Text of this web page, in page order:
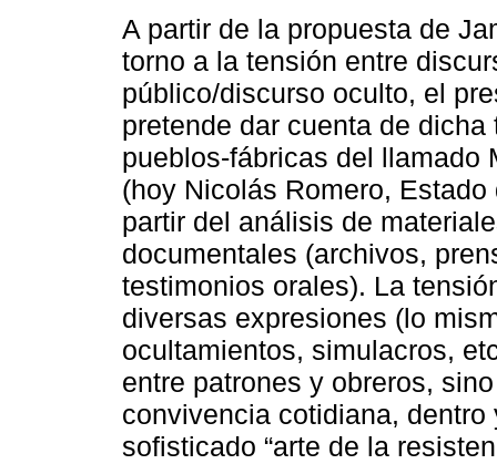
A partir de la propuesta de
torno a la tensión entre
público/discurso oculto, el
pretende dar cuenta de dicha
pueblos-fábricas del llamado
(hoy Nicolás Romero, Estado
partir del análisis de
documentales (archivos,
testimonios orales). La
diversas expresiones (lo
ocultamientos, simulacros,
entre patrones y obreros,
convivencia cotidiana,
sofisticado “arte de la